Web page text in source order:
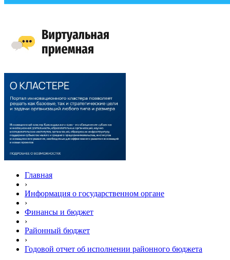
Главная
›
Информация о государственном органе
›
Финансы и бюджет
›
Районный бюджет
›
Годовой отчет об исполнении районного бюджета